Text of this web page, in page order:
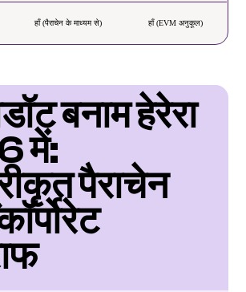
हाँ (पैराचेन के माध्यम से) हाँ (EVM अनुकूल)
बनाम हेरेरा
में:
पैराचेन